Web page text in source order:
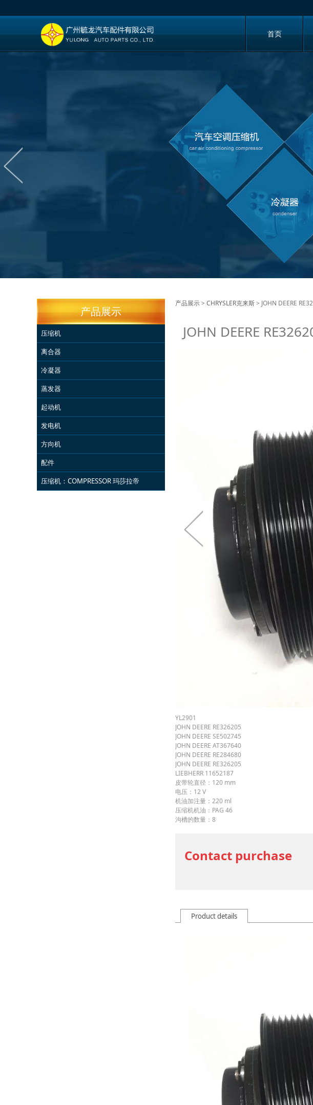
首页
产品展示
压缩机
离合器
冷凝器
蒸发器
起动机
发电机
方向机
配件
压缩机：COMPRESSOR 玛莎拉帝
JOHN
11652187 ID
产品展示> CHRYSLER克来斯> JOHN DEERE
JOHN DEERE
YL2901
JOHN DEERE RE326205
JOHN DEERE SE502745
JOHN DEERE AT367640
JOHN DEERE RE284680
JOHN DEERE RE326205
LIEBHERR 11652187
皮带轮直径：120 mm
电压：12 V
机油加注量：220 ml
压缩机机油：PAG 46
沟槽的数量：8
Contact purchase
Product details